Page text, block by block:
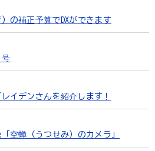
の補正予算でDXができます
号
イデンさんを紹介します！
空蝉（うつせみ）のカメラ」